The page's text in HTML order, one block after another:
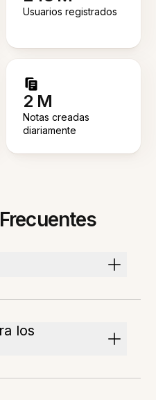
Usuarios registrados
2 M
Notas creadas
diariamente
los